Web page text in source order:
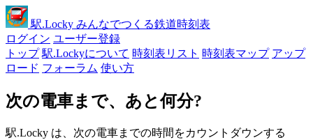
駅.Locky みんなでつくる鉄道時刻表
ログイン ユーザー登録
トップ 駅.Lockyについて 時刻表リスト 時刻表マップ アップ
ロード フォーラム 使い方
次の電車まで、あと何分?
駅.Locky は、次の電車までの時間をカウントダウンする